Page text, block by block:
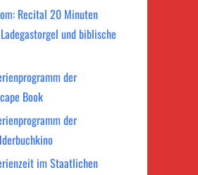
Recital 20 Minuten
und biblische
der
Book
der
im Staatlichen